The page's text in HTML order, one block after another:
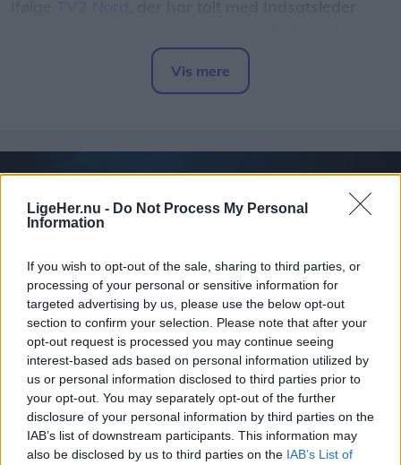
LigeHer.nu - Do Not Process My Personal
Information
If you wish to opt-out of the sale, sharing to third parties, or
processing of your personal or sensitive information for
targeted advertising by us, please use the below opt-out
section to confirm your selection. Please note that after your
opt-out request is processed you may continue seeing
interest-based ads based on personal information utilized by
us or personal information disclosed to third parties prior to
your opt-out. You may separately opt-out of the further
disclosure of your personal information by third parties on the
IAB’s list of downstream participants. This information may
also be disclosed by us to third parties on the IAB’s List of
fem andre er kørt til tjek på sygehuset.
Som følge af ulykken var Hobrovej totalt spærret
omkring ulykken.
Vis mere
Aktuelt